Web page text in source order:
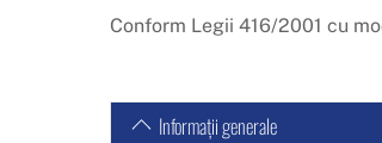
Conform Legii 416/2001 cu
Informații generale